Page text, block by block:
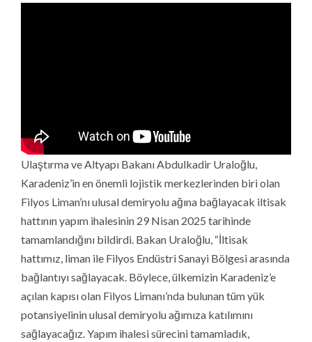
Ulaştırma ve Altyapı Bakanı Abdulkadir Uraloğlu,
Karadeniz’in en önemli lojistik merkezlerinden biri olan
Filyos Liman’nı ulusal demiryolu ağına bağlayacak iltisak
hattının yapım ihalesinin 29 Nisan 2025 tarihinde
tamamlandığını bildirdi. Bakan Uraloğlu, “İltisak
hattımız, liman ile Filyos Endüstri Sanayi Bölgesi arasında
bağlantıyı sağlayacak. Böylece, ülkemizin Karadeniz’e
açılan kapısı olan Filyos Limanı’nda bulunan tüm yük
potansiyelinin ulusal demiryolu ağımıza katılımını
sağlayacağız. Yapım ihalesi sürecini tamamladık,